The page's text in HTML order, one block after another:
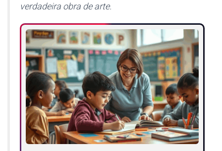
verdadeira obra de arte.